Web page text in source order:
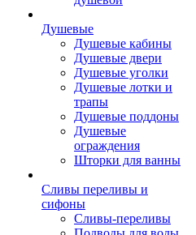
Душевые
Душевые кабины
Душевые двери
Душевые уголки
Душевые лотки и
трапы
Душевые поддоны
Душевые
ограждения
Шторки для ванны
Сливы переливы и
сифоны
Сливы-переливы